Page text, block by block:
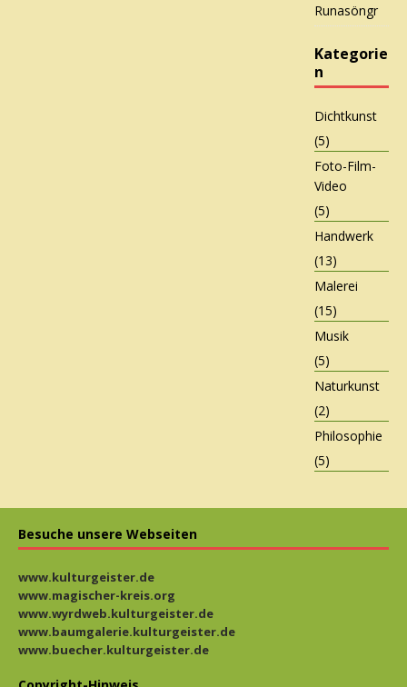
Runasöngr
Kategorie
n
Dichtkunst
(5)
Foto-Film-
Video
(5)
Handwerk
(13)
Malerei
(15)
Musik
(5)
Naturkunst
(2)
Philosophie
(5)
Besuche unsere Webseiten
www.kulturgeister.de
www.magischer-kreis.org
www.wyrdweb.kulturgeister.de
www.baumgalerie.kulturgeister.de
www.buecher.kulturgeister.de